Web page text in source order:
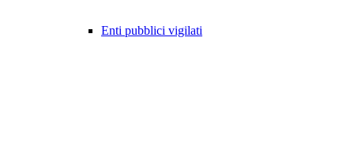
Enti pubblici vigilati